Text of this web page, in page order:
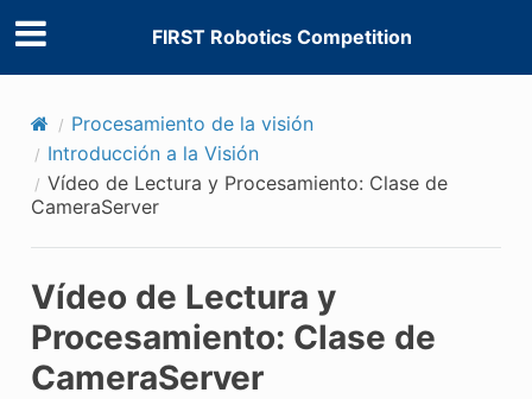
FIRST Robotics Competition
Procesamiento de la visión
Introducción a la Visión
Vídeo de Lectura y Procesamiento: Clase de
CameraServer
Vídeo de Lectura y
Procesamiento: Clase de
CameraServer